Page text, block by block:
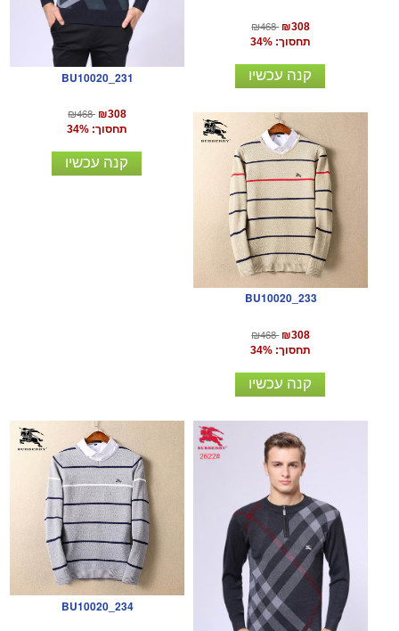
BU10020_231
₪468 ₪308
תחסוך: 34%
קנה עכשיו
₪468 ₪308
תחסוך: 34%
קנה עכשיו
BU10020_233
₪468 ₪308
תחסוך: 34%
קנה עכשיו
BU10020_234